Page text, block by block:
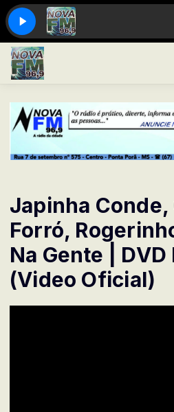
Japinha Conde,
Forró,
Na Gente |
(Video Oficial)